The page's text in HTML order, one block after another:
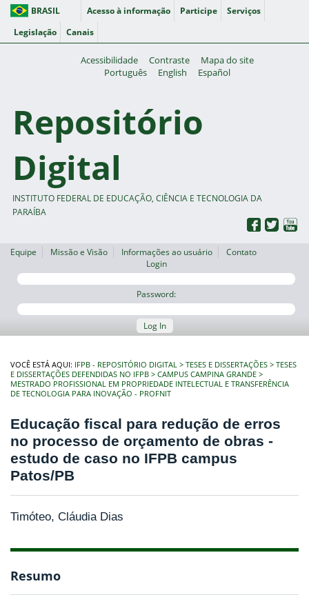
BRASIL Acesso à informação Participe
Serviços
Legislação
Canais
Acessibilidade Contraste
Mapa do site
Português
English Español
Repositório
Digital
INSTITUTO FEDERAL DE EDUCAÇÃO, CIÊNCIA E TECNOLOGIA DA
PARAÍBA
Equipe Missão e Visão Informações ao usuário
Contato
Login
Password:
Log In
VOCÊ ESTÁ AQUI: IFPB - REPOSITÓRIO DIGITAL TESES E DISSERTAÇÕES
TESES
E DISSERTAÇÕES DEFENDIDAS NO IFPB
CAMPUS CAMPINA GRANDE
MESTRADO PROFISSIONAL EM PROPRIEDADE INTELECTUAL E TRANSFERÊNCIA
DE TECNOLOGIA PARA INOVAÇÃO - PROFNIT
Educação fiscal para redução de erros
no processo de orçamento de obras -
estudo de caso no IFPB campus
Patos/PB
Timóteo, Cláudia Dias
Resumo